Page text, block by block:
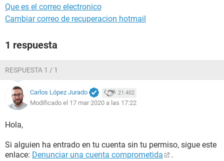
Que es el correo electronico
Cambiar correo de recuperacion hotmail
1 respuesta
RESPUESTA 1 / 1
Carlos López Jurado 21.402
Modificado el 17 mar 2020 a las 17:22
Hola,
Si alguien ha entrado en tu cuenta sin tu permiso, sigue este
enlace: Denunciar una cuenta comprometida .